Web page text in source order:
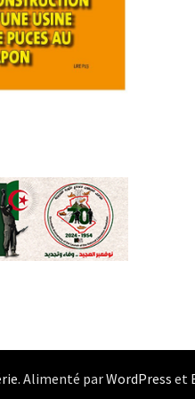
. Alimenté parWordPress et